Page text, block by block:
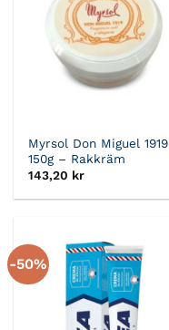
Myrsol Don Miguel 1919
150g – Rakkräm
143,20 kr
-50%